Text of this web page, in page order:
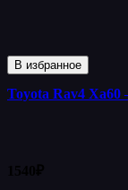
В избранное
Toyota Rav4